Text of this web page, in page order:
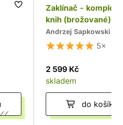
Zaklínač - komplet
knih (brožované)
Andrzej Sapkowski
5×
2 599 Kč
skladem
do košíku